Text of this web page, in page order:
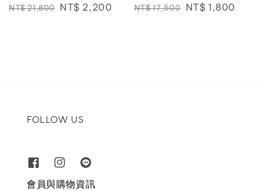
Regular
NT$ 21,800 Sale
NT$ 2,200
Regular
NT$ 17,500 Sale
NT$ 1,800
FOLLOW US
會員與購物資訊